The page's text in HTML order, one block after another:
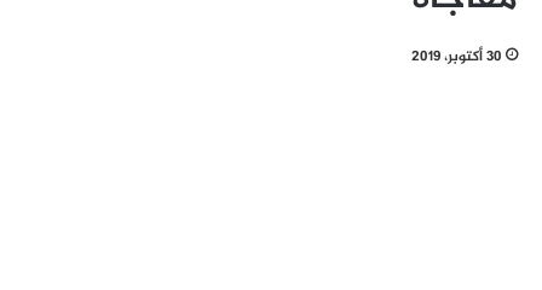
30 أكتوبر، 2019